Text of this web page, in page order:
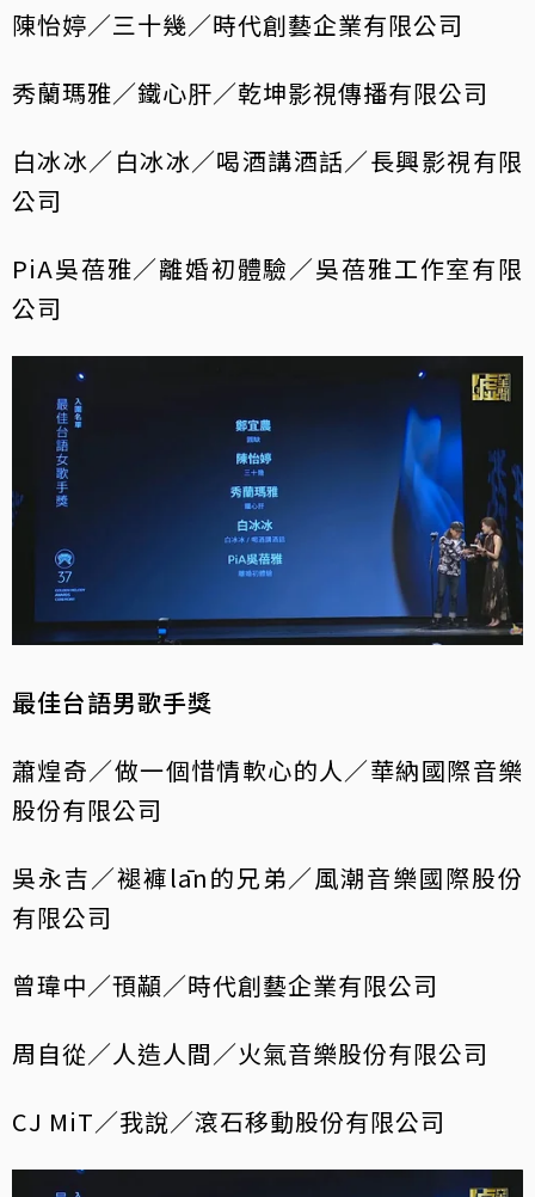
陳怡婷／三十幾／時代創藝企業有限公司
秀蘭瑪雅／鐵心肝／乾坤影視傳播有限公司
白冰冰／白冰冰／喝酒講酒話／長興影視有限
公司
PiA吳蓓雅／離婚初體驗／吳蓓雅工作室有限
公司
最佳台語男歌手獎
蕭煌奇／做一個惜情軟心的人／華納國際音樂
股份有限公司
吳永吉／褪褲lān的兄弟／風潮音樂國際股份
有限公司
曾瑋中／頇顢／時代創藝企業有限公司
周自從／人造人間／火氣音樂股份有限公司
CJ MiT／我說／滾石移動股份有限公司